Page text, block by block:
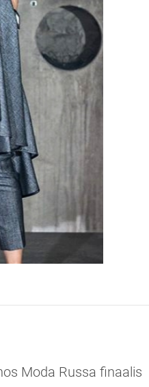
Moda Russa finaalis